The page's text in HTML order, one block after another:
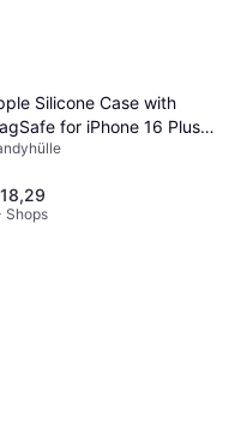
Silicone Case with
for iPhone 16 Plus
Shops